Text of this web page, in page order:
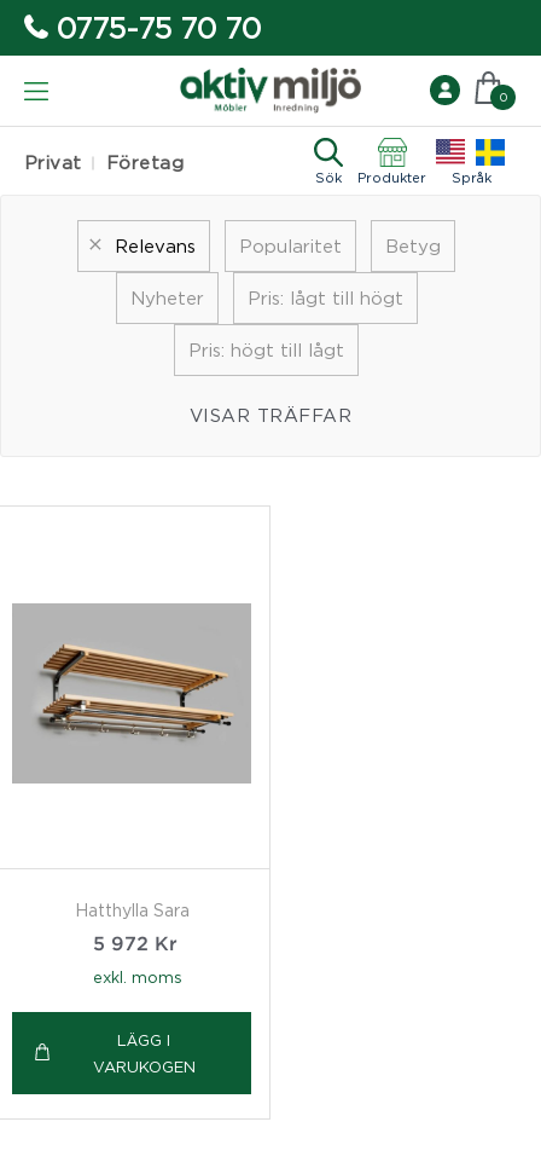
0775-75 70 70
Privat Företag
Sök Produkter Språk
0
Relevans Popularitet Betyg
Nyheter Pris: lågt till högt
Pris: högt till lågt
VISAR TRÄFFAR
Hatthylla Sara
5 972 Kr
exkl. moms
LÄGG I
VARUKOGEN